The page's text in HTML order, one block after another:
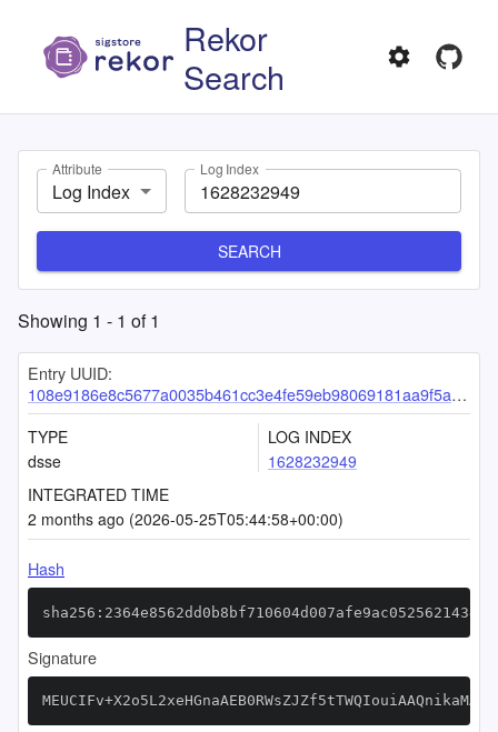
Rekor
Search
Attribute
Log Index
Log Index
SEARCH
Showing 1 - 1 of1
Entry UUID:
108e9186e8c5677a0035b461cc3e4fe59eb98069181aa9f5a1d76fe61e9ca53c67a5970084b5a50a
TYPE
dsse
LOG INDEX
1628232949
INTEGRATED TIME
2 months ago (2026-05-25T05:44:58+00:00)
Hash
Signature